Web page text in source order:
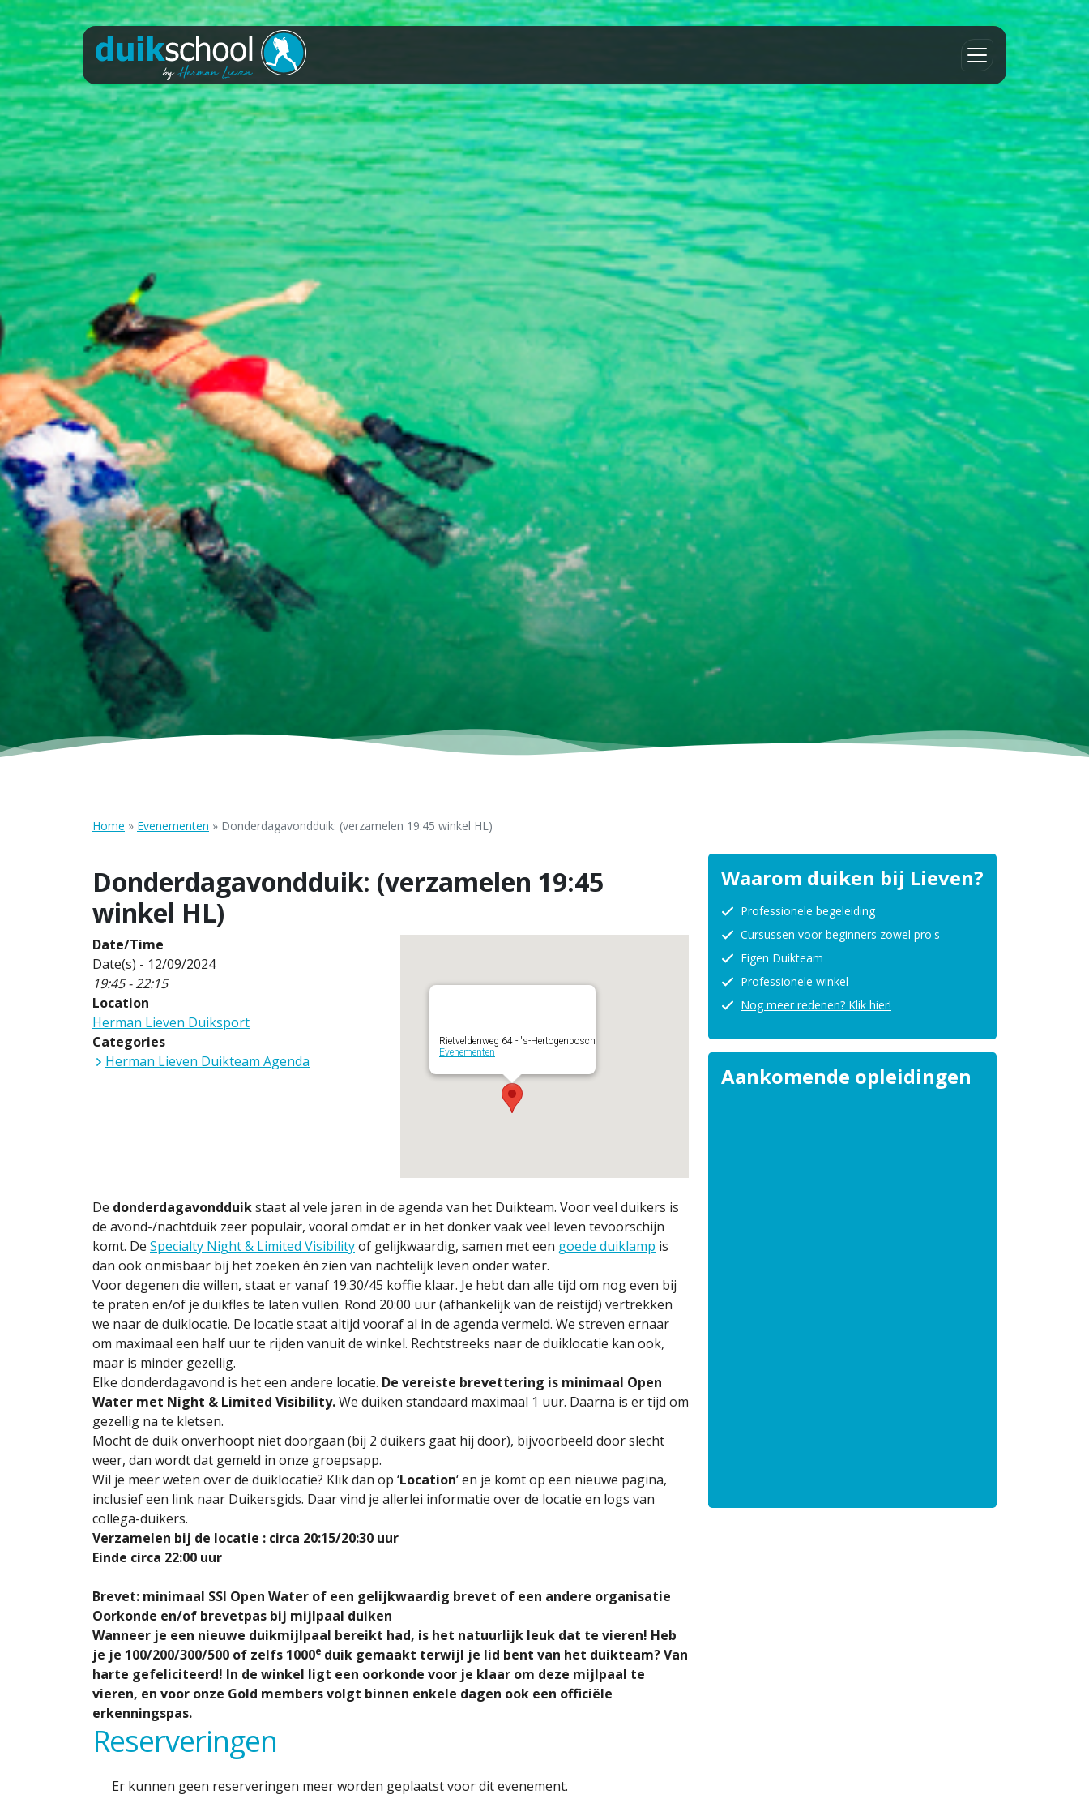
Home » Evenementen » Donderdagavondduik: (verzamelen 19:45 winkel HL)
Donderdagavondduik: (verzamelen 19:45
winkel HL)
Date/Time
Date(s) - 12/09/2024
19:45 - 22:15
Location
Herman Lieven Duiksport
Categories
Herman Lieven Duikteam Agenda
Rietveldenweg 64 - 's-Hertogenbosch
Evenementen
De donderdagavondduikstaat al vele jaren in de agenda van het Duikteam. Voor veel duikers is
de avond-/nachtduik zeer populair, vooral omdat er in het donker vaak veel leven tevoorschijn
komt. De Specialty Night & Limited Visibilityof gelijkwaardig, samen met een goede duiklamp is
dan ook onmisbaar bij het zoeken én zien van nachtelijk leven onder water.
Voor degenen die willen, staat er vanaf 19:30/45 koffie klaar. Je hebt dan alle tijd om nog even bij
te praten en/of je duikfles te laten vullen. Rond 20:00 uur (afhankelijk van de reistijd) vertrekken
we naar de duiklocatie. De locatie staat altijd vooraf al in de agenda vermeld. We streven ernaar
om maximaal een half uur te rijden vanuit de winkel. Rechtstreeks naar de duiklocatie kan ook,
maar is minder gezellig.
Elke donderdagavond is het een andere locatie. De vereiste brevettering is minimaal Open
Water met Night & Limited Visibility.We duiken standaard maximaal 1 uur. Daarna is er tijd om
gezellig na te kletsen.
Mocht de duik onverhoopt niet doorgaan (bij 2 duikers gaat hij door), bijvoorbeeld door slecht
weer, dan wordt dat gemeld in onze groepsapp.
Wil je meer weten over de duiklocatie? Klik dan op ‘Location‘ en je komt op een nieuwe pagina,
inclusief een link naar Duikersgids. Daar vind je allerlei informatie over de locatie en logs van
collega-duikers.
Verzamelen bij de locatie : circa 20:15/20:30 uur
Einde circa 22:00 uur
Brevet: minimaal SSI Open Water of een gelijkwaardig brevet of een andere organisatie
Oorkonde en/of brevetpas bij mijlpaal duiken
Wanneer je een nieuwe duikmijlpaal bereikt had, is het natuurlijk leuk dat te vieren! Heb
je je 100/200/300/500 of zelfs 1000e duik gemaakt terwijl je lid bent van het duikteam? Van
harte gefeliciteerd! In de winkel ligt een oorkonde voor je klaar om deze mijlpaal te
vieren, en voor onze Gold members volgt binnen enkele dagen ook een officiële
erkenningspas.
Reserveringen
Er kunnen geen reserveringen meer worden geplaatst voor dit evenement.
Waarom duiken bij Lieven?
Professionele begeleiding
Cursussen voor beginners zowel pro's
Eigen Duikteam
Professionele winkel
Nog meer redenen? Klik hier!
Aankomende opleidingen